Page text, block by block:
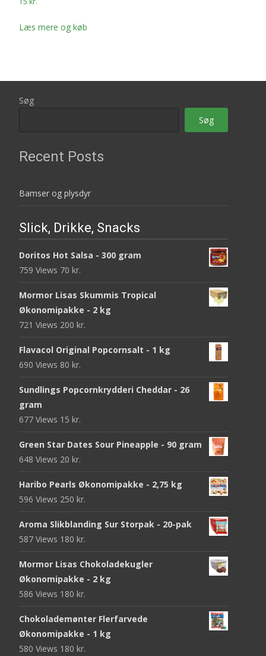
Læs mere og køb
Søg
Søg
Recent Posts
Bamser og plysdyr
Slick, Drikke, Snacks
Doritos Hot Salsa - 300 gram
759 Views 70 kr.
Mormor Lisas Skummis Tropical
Økonomipakke - 2 kg
721 Views 200 kr.
Flavacol Original Popcornsalt - 1 kg
690 Views 80 kr.
Sundlings Popcornkrydderi Cheddar - 26
gram
677 Views 15 kr.
Green Star Dates Sour Pineapple - 90 gram
648 Views 20 kr.
Haribo Pearls Økonomipakke - 2,75 kg
596 Views 250 kr.
Aroma Slikblanding Sur Storpak - 20-pak
587 Views 180 kr.
Mormor Lisas Chokoladekugler
Økonomipakke - 2 kg
586 Views 180 kr.
Chokolademønter Flerfarvede
Økonomipakke - 1 kg
580 Views 180 kr.